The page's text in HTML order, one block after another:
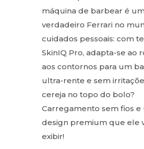
máquina de barbear é um
verdadeiro Ferrari no
cuidados pessoais: com
SkinIQ Pro, adapta-se ao
aos contornos para um
ultra-rente e sem
cereja no topo do bolo?
Carregamento sem fios e
design premium que ele
exibir!